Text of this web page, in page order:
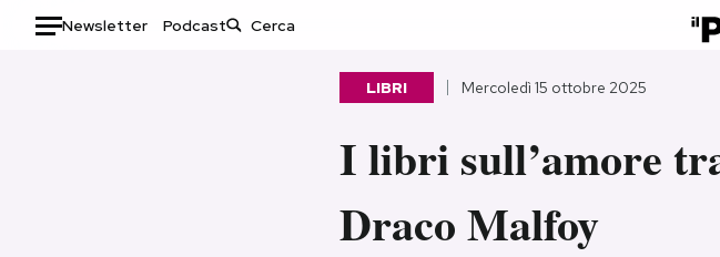
Newsletter Podcast
LIBRI Mercoledì 15 ottobre 2025
I libri sull’amore
Draco Malfoy